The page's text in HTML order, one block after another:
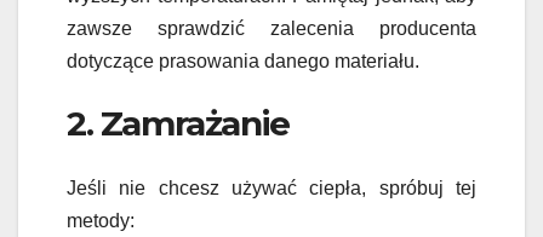
zawsze sprawdzić zalecenia producenta
dotyczące prasowania danego materiału.
2. Zamrażanie
Jeśli nie chcesz używać ciepła, spróbuj tej
metody: